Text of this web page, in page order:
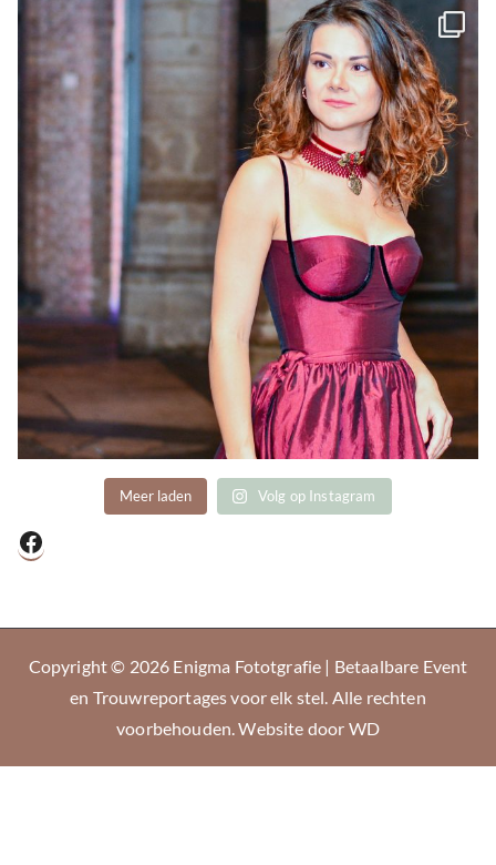
Meer laden Volg op Instagram
Facebook
Copyright © 2026 Enigma Fototgrafie | Betaalbare Event
en Trouwreportages voor elk stel . Alle rechten
voorbehouden. Website door WD